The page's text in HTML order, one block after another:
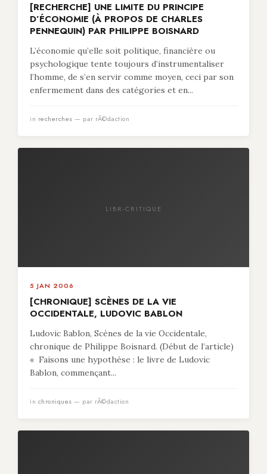
[RECHERCHE] UNE LIMITE DU PRINCIPE
D’ÉCONOMIE (À PROPOS DE CHARLES
PENNEQUIN) PAR PHILIPPE BOISNARD
L’économie qu’elle soit politique, financière ou
psychologique tente toujours d’instrumentaliser
l’homme, de s’en servir comme moyen, ceci par son
enfermement dans des catégories et en...
in recherches — par rÃ©daction
LIBR-CRITIQUE
5 JAN 2006
[CHRONIQUE] SCÈNES DE LA VIE
OCCIDENTALE, LUDOVIC BABLON
Ludovic Bablon, Scènes de la vie Occidentale,
chronique de Philippe Boisnard. (Début de l’article)
« Faisons une hypothèse : le livre de Ludovic
Bablon, commençant...
in chroniques — par rÃ©daction